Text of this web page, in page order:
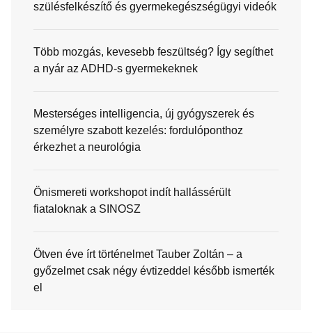
szülésfelkészítő és gyermekegészségügyi videók
Több mozgás, kevesebb feszültség? Így segíthet
a nyár az ADHD-s gyermekeknek
Mesterséges intelligencia, új gyógyszerek és
személyre szabott kezelés: fordulóponthoz
érkezhet a neurológia
Önismereti workshopot indít hallássérült
fiataloknak a SINOSZ
Ötven éve írt történelmet Tauber Zoltán – a
győzelmet csak négy évtizeddel később ismerték
el